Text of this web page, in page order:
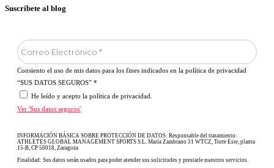
Suscríbete al blog
Consiento el uso de mis datos para los fines indicados en la política de privacidad
“SUS DATOS SEGUROS” *
He leído y acepto la política de privacidad.
Ver 'Sus datos seguros'
INFORMACIÓN BÁSICA SOBRE PROTECCIÓN DE DATOS: Responsable del tratamiento:
ATHLETES GLOBAL MANAGEMENT SPORTS S.L. María Zambrano 31 WTCZ, Torre Este, planta
15-B, CP 50018, Zaragoza
Finalidad: Sus datos serán usados para poder atender sus solicitudes y prestarle nuestros servicios.